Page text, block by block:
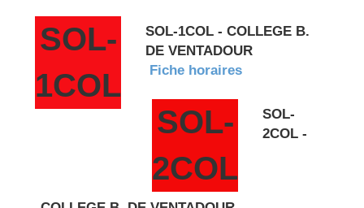
SOL-
1COL
SOL-1COL - COLLEGE B.
DE VENTADOUR
Fiche horaires
SOL-
2COL
SOL-
2COL -